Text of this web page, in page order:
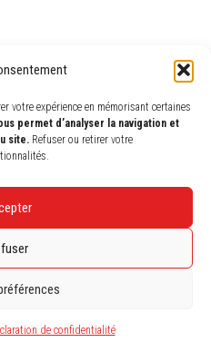
votre expérience en mémorisant certaines
permet d’analyser la navigation et
site. Refuser ou retirer votre
de confidentialité
solidaire | Siret : 753 766 625
83300 Draguignan - Tél. : 04 98